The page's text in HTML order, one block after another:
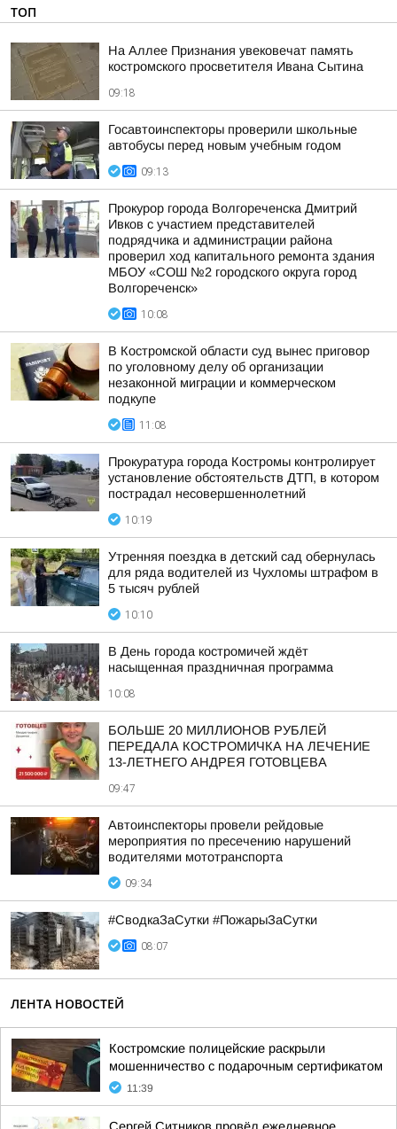
ТОП
На Аллее Признания увековечат память
костромского просветителя Ивана Сытина
09:18
Госавтоинспекторы проверили школьные
автобусы перед новым учебным годом
09:13
Прокурор города Волгореченска Дмитрий
Ивков с участием представителей
подрядчика и администрации района
проверил ход капитального ремонта здания
МБОУ «СОШ №2 городского округа город
Волгореченск»
10:08
В Костромской области суд вынес приговор
по уголовному делу об организации
незаконной миграции и коммерческом
подкупе
11:08
Прокуратура города Костромы контролирует
установление обстоятельств ДТП, в котором
пострадал несовершеннолетний
10:19
Утренняя поездка в детский сад обернулась
для ряда водителей из Чухломы штрафом в
5 тысяч рублей
10:10
В День города костромичей ждёт
насыщенная праздничная программа
10:08
БОЛЬШЕ 20 МИЛЛИОНОВ РУБЛЕЙ
ПЕРЕДАЛА КОСТРОМИЧКА НА ЛЕЧЕНИЕ
13-ЛЕТНЕГО АНДРЕЯ ГОТОВЦЕВА
09:47
Автоинспекторы провели рейдовые
мероприятия по пресечению нарушений
водителями мототранспорта
09:34
#СводкаЗаСутки #ПожарыЗаСутки
08:07
ЛЕНТА НОВОСТЕЙ
Костромские полицейские раскрыли
мошенничество с подарочным сертификатом
11:39